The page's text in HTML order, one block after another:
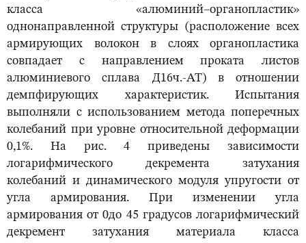
класса «алюминий–органопластик»
однонаправленной структуры (расположение всех
армирующих волокон в слоях органопластика
совпадает с направлением проката листов
алюминиевого сплава Д16ч.-АТ) в отношении
демпфирующих характеристик. Испытания
выполняли с использованием метода поперечных
колебаний при уровне относительной деформации
0,1%. На рис. 4 приведены зависимости
логарифмического декремента затухания
колебаний и динамического модуля упругости от
угла армирования. При изменении угла
армирования от 0до 45 градусов логарифмический
декремент затухания материала класса